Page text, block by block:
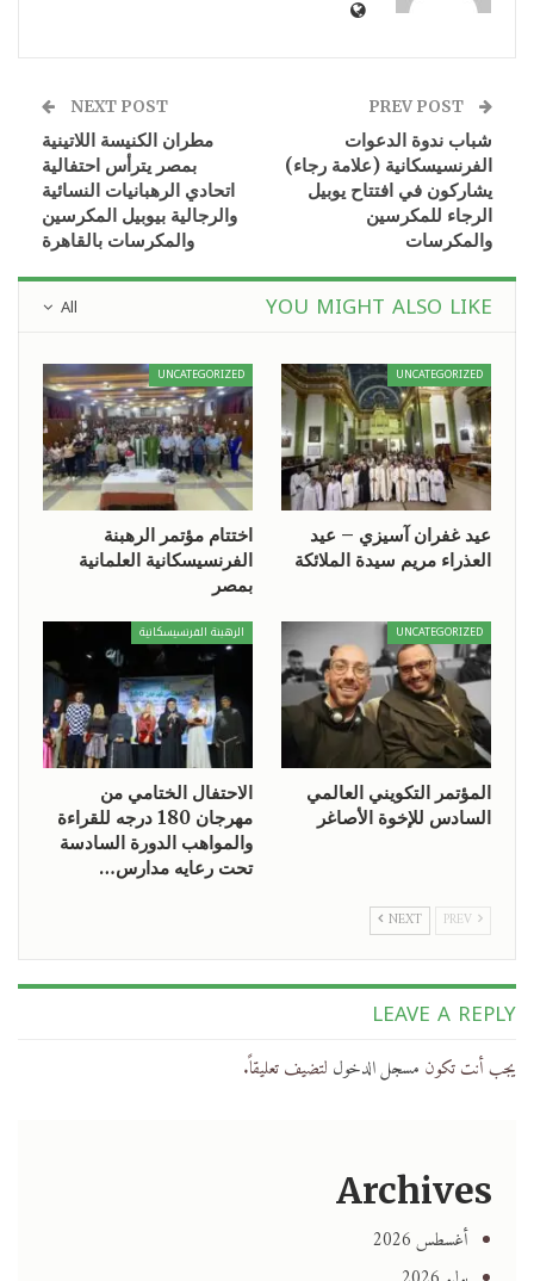
شباب ندوة الدعوات
الفرنسيسكانية (علامة رجاء)
يشاركون في افتتاح يوبيل
الرجاء للمكرسين
والمكرسات
NEXT POST
مطران الكنيسة اللاتينية
بمصر يترأس احتفالية
اتحادي الرهبانيات النسائية
والرجالية بيوبيل المكرسين
والمكرسات بالقاهرة
All YOU MIGHT ALSO LIKE
UNCATEGORIZED
عيد غفران آسيزي – عيد
العذراء مريم سيدة الملائكة
UNCATEGORIZED
اختتام مؤتمر الرهبنة
الفرنسيسكانية العلمانية
بمصر
UNCATEGORIZED
المؤتمر التكويني العالمي
السادس للإخوة الأصاغر
الرهبنة الفرنسيسكانية
الاحتفال الختامي من
مهرجان 180 درجه للقراءة
والمواهب الدورة السادسة
تحت رعايه مدارس…
NEXT
LEAVE A REPLY
يجب أنت تكون مسجل الدخول لتضيف تعليقاً.
Archives
أغسطس 2026